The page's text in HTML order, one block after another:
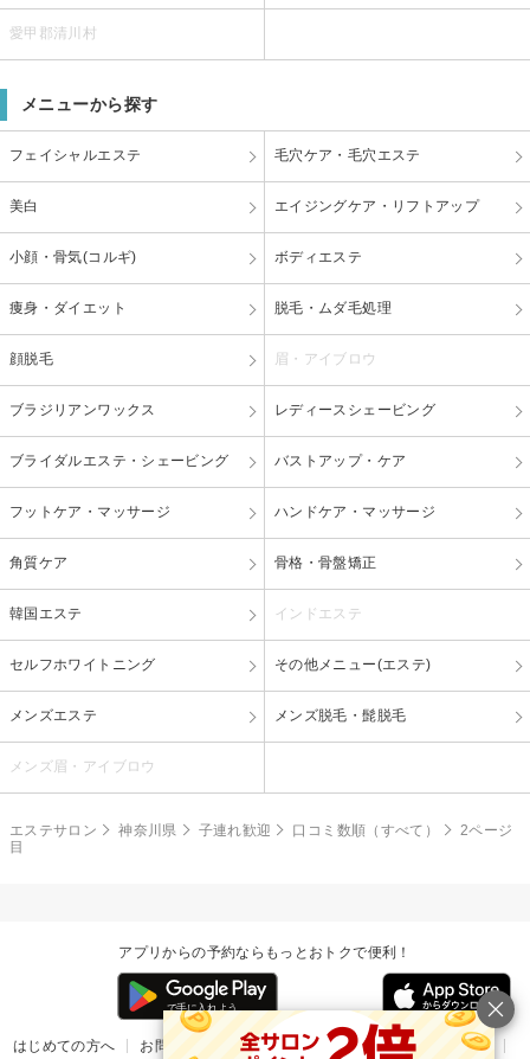
愛甲郡清川村
メニューから探す
フェイシャルエステ 毛穴ケア・毛穴エステ
美白 エイジングケア・リフトアップ
小顔・骨気(コルギ) ボディエステ
痩身・ダイエット 脱毛・ムダ毛処理
顔脱毛 眉・アイブロウ
ブラジリアンワックス レディースシェービング
ブライダルエステ・シェービング バストアップ・ケア
フットケア・マッサージ ハンドケア・マッサージ
角質ケア 骨格・骨盤矯正
韓国エステ インドエステ
セルフホワイトニング その他メニュー(エステ)
メンズエステ メンズ脱毛・髭脱毛
メンズ眉・アイブロウ
エステサロン 神奈川県 子連れ歓迎 口コミ数順（すべて）
2ページ
目
アプリからの予約ならもっとおトクで便利！
はじめての方へ お問い合わせ ヘルプ リリース情報 利用規約